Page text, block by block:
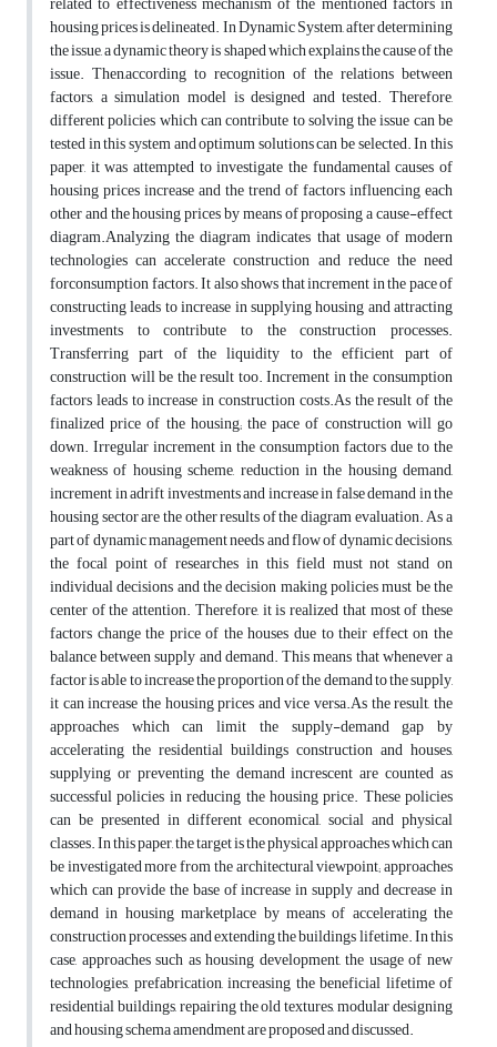
housing prices is delineated. In Dynamic System, after determining
the issue, a dynamic theory is shaped which explains the cause of the
issue. Then,according to recognition of the relations between
factors, a simulation model is designed and tested. Therefore,
different policies which can contribute to solving the issue can be
tested in this system and optimum solutions can be selected. In this
paper, it was attempted to investigate the fundamental causes of
housing prices increase and the trend of factors influencing each
other and the housing prices by means of proposing a cause-effect
diagram.Analyzing the diagram indicates that usage of modern
technologies can accelerate construction and reduce the need
forconsumption factors. It also shows that increment in the pace of
constructing leads to increase in supplying housing and attracting
investments to contribute to the construction processes.
Transferring part of the liquidity to the efficient part of
construction will be the result too. Increment in the consumption
factors leads to increase in construction costs.As the result of the
finalized price of the housing; the pace of construction will go
down. Irregular increment in the consumption factors due to the
weakness of housing scheme, reduction in the housing demand,
increment in adrift investments and increase in false demand in the
housing sector are the other results of the diagram evaluation. As a
part of dynamic management needs and flow of dynamic decisions,
the focal point of researches in this field must not stand on
individual decisions and the decision making policies must be the
center of the attention. Therefore, it is realized that most of these
factors change the price of the houses due to their effect on the
balance between supply and demand. This means that whenever a
factor is able to increase the proportion of the demand to the supply,
it can increase the housing prices and vice versa.As the result, the
approaches which can limit the supply-demand gap by
accelerating the residential buildings construction and houses,
supplying or preventing the demand increscent are counted as
successful policies in reducing the housing price. These policies
can be presented in different economical, social and physical
classes. In this paper, the target is the physical approaches which can
be investigated more from the architectural viewpoint; approaches
which can provide the base of increase in supply and decrease in
demand in housing marketplace by means of accelerating the
construction processes and extending the buildings lifetime. In this
case, approaches such as housing development, the usage of new
technologies, prefabrication, increasing the beneficial lifetime of
residential buildings, repairing the old textures, modular designing
and housing schema amendment are proposed and discussed.